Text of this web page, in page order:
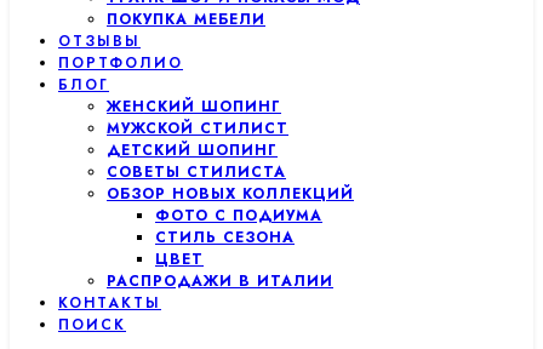
ПОКУПКА МЕБЕЛИ
ОТЗЫВЫ
ПОРТФОЛИО
БЛОГ
ЖЕНСКИЙ ШОПИНГ
МУЖСКОЙ СТИЛИСТ
ДЕТСКИЙ ШОПИНГ
СОВЕТЫ СТИЛИСТА
ОБЗОР НОВЫХ КОЛЛЕКЦИЙ
ФОТО С ПОДИУМА
СТИЛЬ СЕЗОНА
ЦВЕТ
РАСПРОДАЖИ В ИТАЛИИ
КОНТАКТЫ
ПОИСК